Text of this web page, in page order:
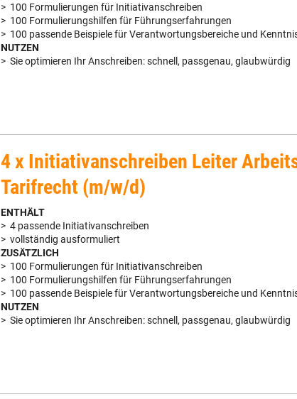
> 100 Formulierungen für Initiativanschreiben
> 100 Formulierungshilfen für Führungserfahrungen
> 100 passende Beispiele für Verantwortungsbereiche und
NUTZEN
> Sie optimieren Ihr Anschreiben: schnell, passgenau, glaubwürdig
4 x Initiativanschreiben Leiter
Tarifrecht (m/w/d)
ENTHÄLT
> 4 passende Initiativanschreiben
> vollständig ausformuliert
ZUSÄTZLICH
> 100 Formulierungen für Initiativanschreiben
> 100 Formulierungshilfen für Führungserfahrungen
> 100 passende Beispiele für Verantwortungsbereiche und
NUTZEN
> Sie optimieren Ihr Anschreiben: schnell, passgenau, glaubwürdig